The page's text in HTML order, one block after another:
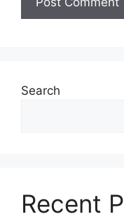
Search
Recent